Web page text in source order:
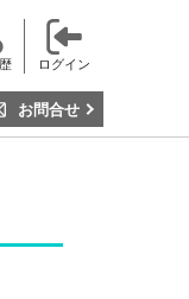
ログイン
お問合せ